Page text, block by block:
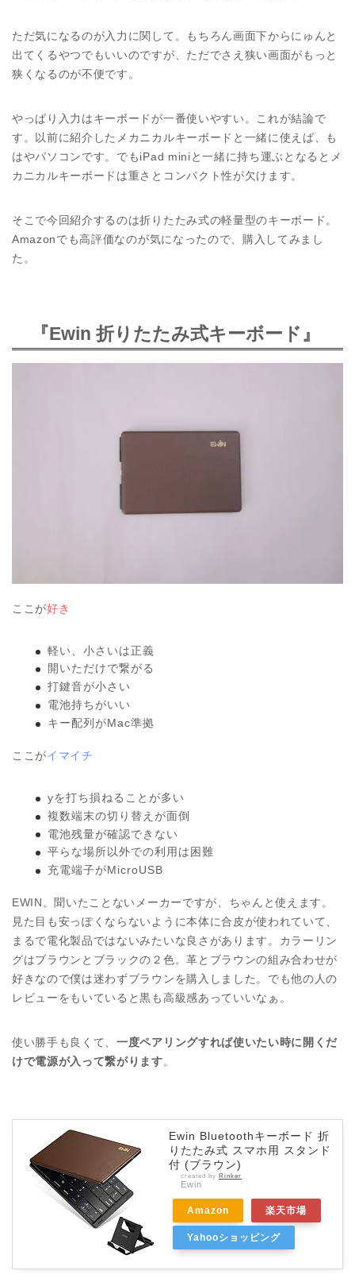
ただ気になるのが入力に関して。もちろん画面下からにゅんと
出てくるやつでもいいのですが、ただでさえ狭い画面がもっと
狭くなるのが不便です。
やっぱり入力はキーボードが一番使いやすい。これが結論で
す。以前に紹介したメカニカルキーボードと一緒に使えば、も
はやパソコンです。でもiPad miniと一緒に持ち運ぶとなるとメ
カニカルキーボードは重さとコンパクト性が欠けます。
そこで今回紹介するのは折りたたみ式の軽量型のキーボード。
Amazonでも高評価なのが気になったので、購入してみまし
た。
『Ewin 折りたたみ式キーボード』
ここが好き
軽い、小さいは正義
開いただけで繋がる
打鍵音が小さい
電池持ちがいい
キー配列がMac準拠
ここがイマイチ
yを打ち損ねることが多い
複数端末の切り替えが面倒
電池残量が確認できない
平らな場所以外での利用は困難
充電端子がMicroUSB
EWIN。聞いたことないメーカーですが、ちゃんと使えます。
見た目も安っぽくならないように本体に合皮が使われていて、
まるで電化製品ではないみたいな良さがあります。カラーリン
グはブラウンとブラックの２色。革とブラウンの組み合わせが
好きなので僕は迷わずブラウンを購入しました。でも他の人の
レビューをもいていると黒も高級感あっていいなぁ。
使い勝手も良くて、一度ペアリングすれば使いたい時に開くだ
けで電源が入って繋がります。
Ewin Bluetoothキーボード 折
りたたみ式 スマホ用 スタンド
付 (ブラウン)
created by Rinker
Ewin
Amazon 楽天市場
Yahooショッピング